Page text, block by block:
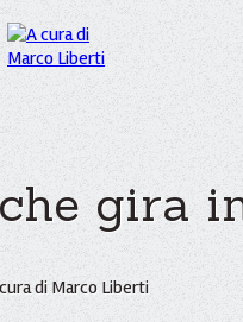
gira
di Marco Liberti